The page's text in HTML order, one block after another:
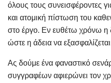
όλους τους συνεισφέροντες
και ατομική πίστωση του
στο έργο. Εν ευθέτω χρόνω η
ώστε η άδεια να
Ας δούμε ένα φαναστικό
συγγραφέων αφιερώνει τον